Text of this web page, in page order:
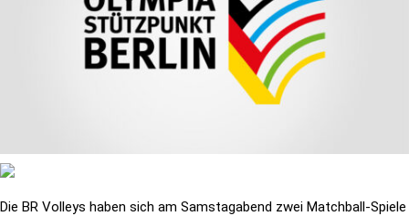
Die BR Volleys haben sich am Samstagabend zwei Matchball-Spiele